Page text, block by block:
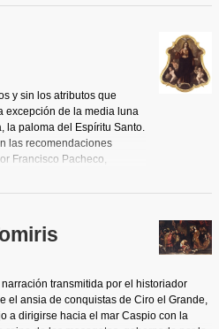
y sin los atributos que
excepción de la media luna
la paloma del Espíritu Santo.
las recomendaciones
Francisco Pacheco,
como aparecían en las
de caprichoso trazado
transmitida por el historiador
el ansia de conquistas de Ciro el Grande,
a dirigirse hacia el mar Caspio con la